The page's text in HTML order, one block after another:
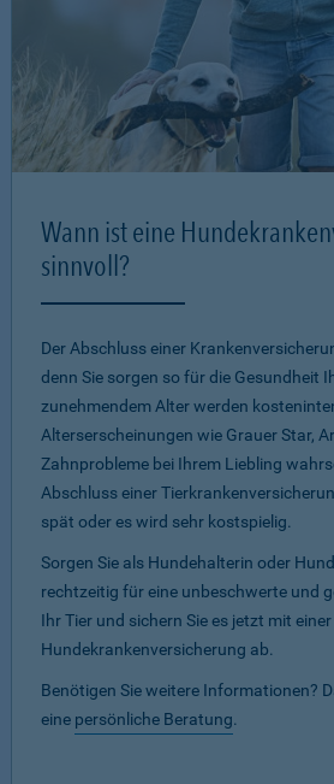
Wann ist eine
sinnvoll?
Der Abschluss einer
denn Sie sorgen so für die Gesundheit
zunehmendem Alter werden
Alterserscheinungen wie Grauer Star,
Zahnprobleme bei Ihrem Liebling
Abschluss einer
spät oder es wird sehr kostspielig.
Sorgen Sie als Hundehalterin oder
rechtzeitig für eine unbeschwerte und
Ihr Tier und sichern Sie es jetzt mit einer
Hundekrankenversicherung ab.
Benötigen Sie weitere Informationen?
eine persönliche Beratung.